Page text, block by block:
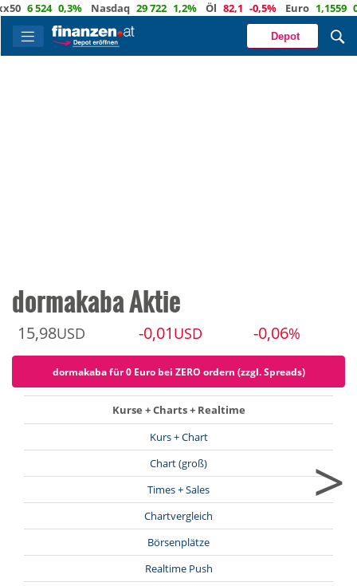
6 524 0,3% Nasdaq 29 722 1,2% Öl 82,1 -0,5% Euro 1,1559 0,3%
Depot
dormakaba Aktie
15,98USD -0,01 USD -0,06%
dormakaba für 0 Euro bei ZERO ordern (zzgl. Spreads)
Kurse + Charts + Realtime
Kurs + Chart
Chart (groß)
Times + Sales
Chartvergleich
Börsenplätze
Realtime Push
>